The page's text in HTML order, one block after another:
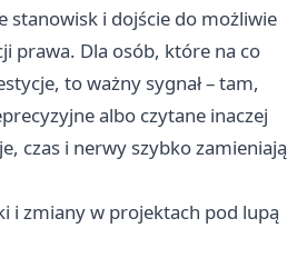
stanowisk i dojście do możliwie
prawa. Dla osób, które na co
to ważny sygnał – tam,
albo czytane inaczej
czas i nerwy szybko zamieniają
i zmiany w projektach pod lupą